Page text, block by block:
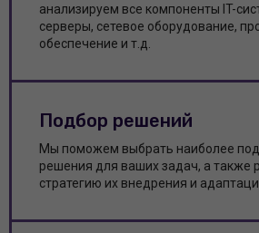
анализируем все компоненты IT-
серверы, сетевое оборудование,
обеспечение и т.д.
Подбор решений
Мы поможем выбрать наиболее
решения для ваших задач, а также
стратегию их внедрения и